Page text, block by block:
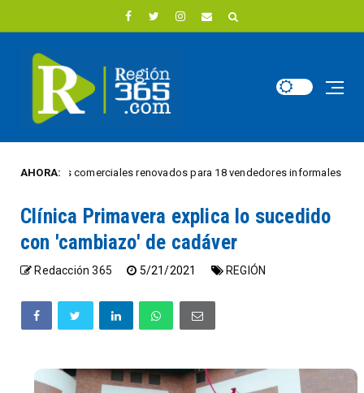
AHORA:
comerciales renovados para 18 vendedores informales
Clínica Primavera explica lo sucedido
con 'cambiazo' de cadáver
Redacción 365 5/21/2021 REGIÓN